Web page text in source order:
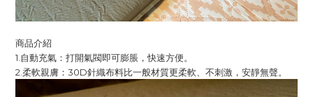
商品介紹
1.自動充氣：打開氣閥即可膨脹，快速方便。
2.柔軟親膚：30D針織布料比一般材質更柔軟、不刺激，安靜無聲。